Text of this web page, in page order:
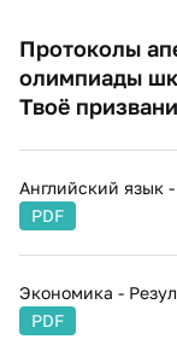
​Протоколы
олимпиады
Твоё
Английский язык
PDF
Экономика -
PDF